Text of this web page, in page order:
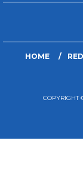
HOME
COPYRIGHT